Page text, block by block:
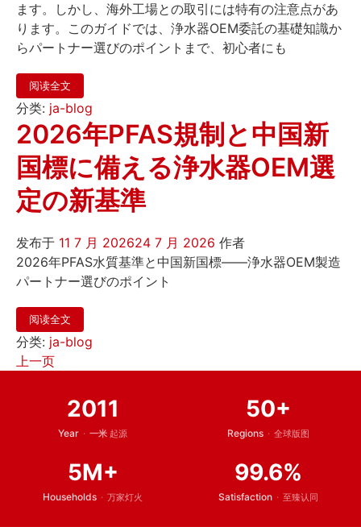
ます。しかし、海外工場との取引には特有の注意点があ
ります。このガイドでは、浄水器OEM委託の基礎知識か
らパートナー選びのポイントまで、初心者にも
阅读全文
分类: ja-blog
2026年PFAS規制と中国新
国標に備える浄水器OEM選
定の新基準
发布于 11 7 月 202624 7 月 2026 作者
2026年PFAS水質基準と中国新国標——浄水器OEM製造
パートナー選びのポイント
阅读全文
分类: ja-blog
文
上一页
2011
Year · 一米 起源
50+
Regions · 全球版图
5M+
Households · 万家灯火
99.6%
Satisfaction · 至臻认同